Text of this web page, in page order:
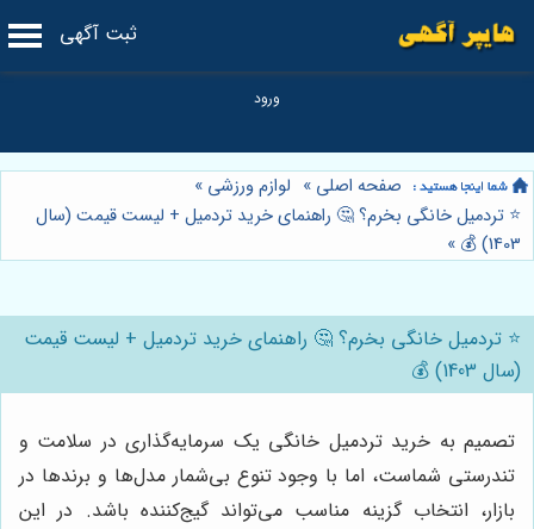
ثبت آگهی
صفحه اصلی » لوازم ورزشی »
⭐️ تردمیل خانگی بخرم؟ 🤔 راهنمای خرید تردمیل + لیست قیمت (سال
1403) 💰
»
⭐️ تردمیل خانگی بخرم؟ 🤔 راهنمای خرید تردمیل + لیست قیمت
(سال 1403) 💰
تصمیم به خرید تردمیل خانگی یک سرمایه‌گذاری در سلامت و
تندرستی شماست، اما با وجود تنوع بی‌شمار مدل‌ها و برندها در
بازار، انتخاب گزینه مناسب می‌تواند گیج‌کننده باشد. در این